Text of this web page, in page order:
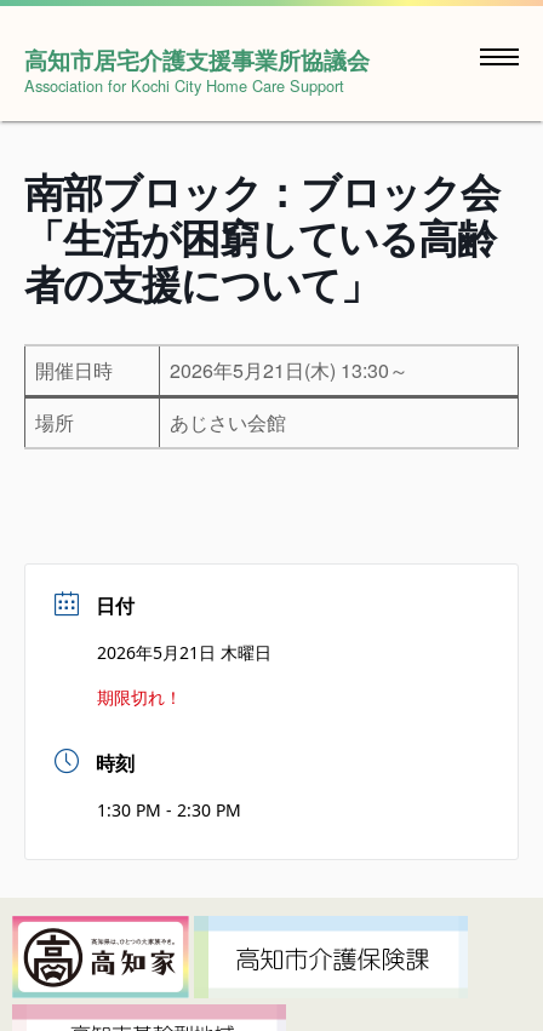
Skip
content
高知市居宅介護支援事業所協議会
Association for Kochi City Home Care Support
南部ブロック：ブロック会
「生活が困窮している高齢
者の支援について」
開催日時
2026年5月21日(木) 13:30～
場所
あじさい会館
日付
2026年5月21日 木曜日
期限切れ！
時刻
1:30 PM - 2:30 PM